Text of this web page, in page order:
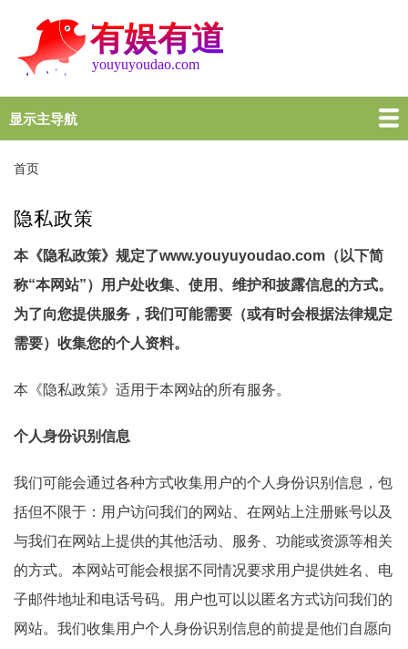
转
到
要
容
Main
navigation
显示主导航
首页
谜语大全
脑筋急转弯
歇后语
十万个为什么
一图一句
名言名句
十万个为什么
屑
首页
隐私政策
本《隐私政策》规定了www.youyuyoudao.com（以下简
称“本网站”）用户处收集、使用、维护和披露信息的方式。
为了向您提供服务，我们可能需要（或有时会根据法律规定
需要）收集您的个人资料。
本《隐私政策》适用于本网站的所有服务。
个人身份识别信息
我们可能会通过各种方式收集用户的个人身份识别信息，包
括但不限于：用户访问我们的网站、在网站上注册账号以及
与我们在网站上提供的其他活动、服务、功能或资源等相关
的方式。本网站可能会根据不同情况要求用户提供姓名、电
子邮件地址和电话号码。用户也可以以匿名方式访问我们的
网站。我们收集用户个人身份识别信息的前提是他们自愿向